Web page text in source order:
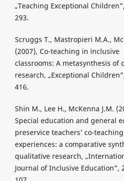
„Teaching Exceptional
293.
Scruggs T., Mastropieri M.A.,
(2007), Co-teaching in inclusive
classrooms: A metasynthesis of
research, „Exceptional
416.
Shin M., Lee H., McKenna J.M.
Special education and general
preservice teachers’ co-teaching
experiences: a comparative
qualitative research,
Journal of Inclusive Education”,